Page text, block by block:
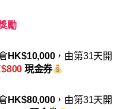
勵
HK$10,000，由第31天開
現金券
HK$80,000，由第31天開